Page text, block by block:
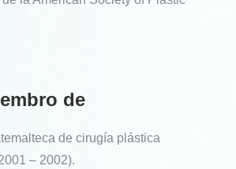
de
de cirugía plástica
– 2002).